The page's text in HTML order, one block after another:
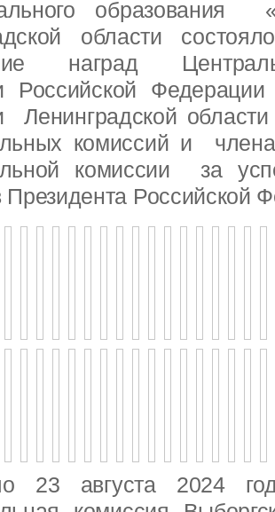
образования
области
наград
Российской
Ленинградской
комиссий и
комиссии за
Президента Российской
августа 2024